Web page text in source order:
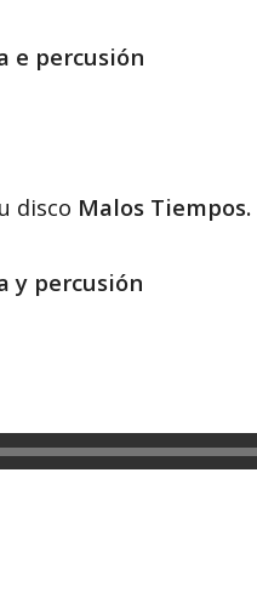
e percusión
disco Malos Tiempos.
y percusión